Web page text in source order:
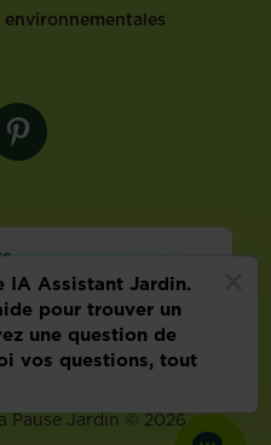
personnelles
Pause Jardin © 2026 –